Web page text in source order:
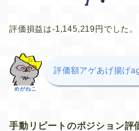
評価損益は-1,145,219円でした。
めがねこ
評価額アゲあげ揚げ
手動リピートのポジション評